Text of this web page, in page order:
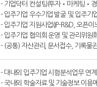
- 기업닥터 컨설팅(투자‧마케팅‧
- 입주기업 우수기업 발굴 및 입주기
- 입주기업 지원사업(IP-R&D, 오픈이
- 입주기업 협의회 운영 및 관리위원
- (공통) 자산관리, 문서접수, 기록물
- 대내외 입주기업 시험분석업무 연
- 국내외 학술자료 및 기술정보 이용